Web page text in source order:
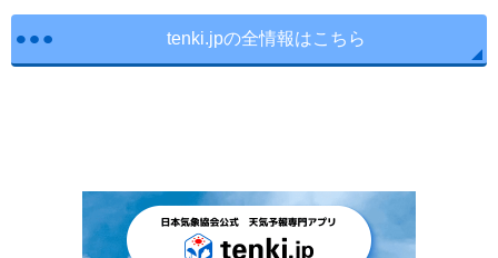
tenki.jpの全情報はこちら